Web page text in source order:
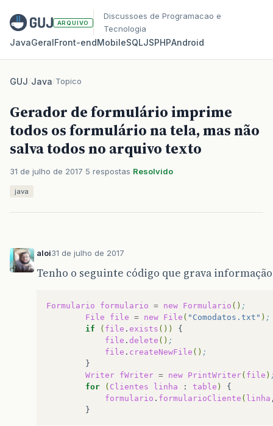
ARQUIVO
Discussoes de Programacao e
Tecnologia
JavaGeralFront‑endMobileSQLJSPHPAndroid
GUJ/Java/Topico
Gerador de formulário imprime
todos os formulário na tela, mas não
salva todos no arquivo texto
31 de julho de 2017 5 respostas Resolvido
java
aloi31 de julho de 2017
Tenho o seguinte código que grava
Formulario formulario = new Formulario () ;
File
file = new File ( "Comodatos.txt" ) ;
if
( file . exists ())
file . delete () ;
file . createNewFile () ;
Writer fWriter = new PrintWriter( file )
for
( Clientes linha : table )
formulario . formularioCliente ( linha